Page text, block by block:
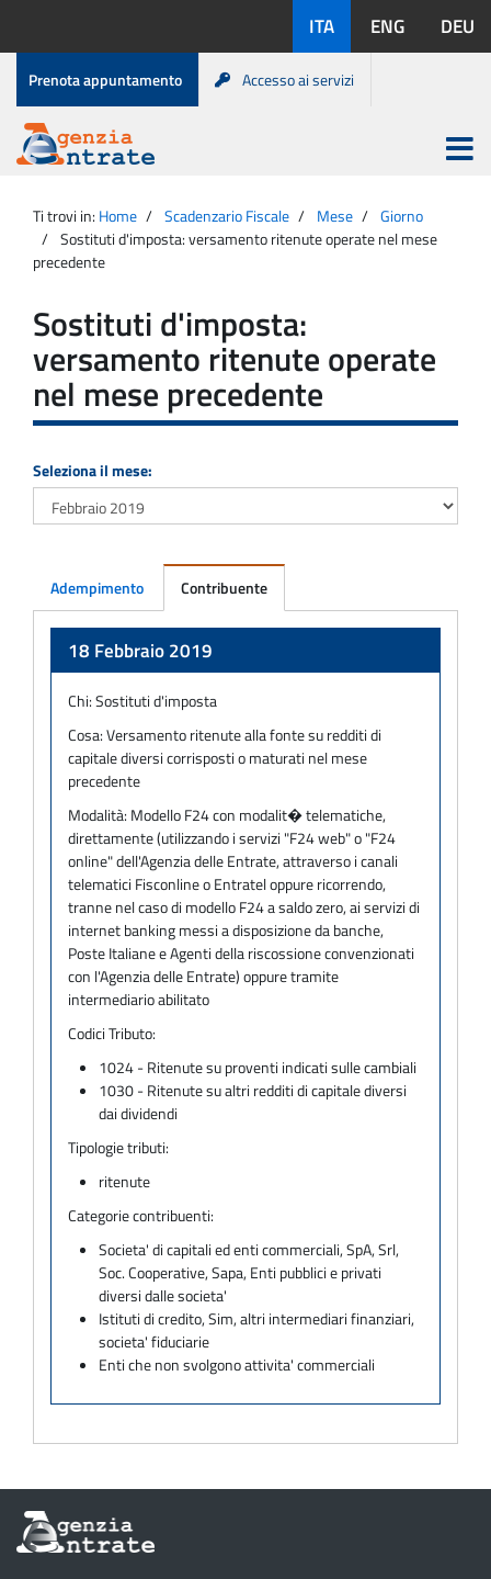
contenuto
disponibili:
ITA ENG DEU
Menu
di
servizio
Prenota appuntamento Accesso ai servizi
Agenzia
Entrate
Apri
menu
principale
Ti trovi in: Home Scadenzario Fiscale Mese
Giorno
Sostituti d'imposta: versamento ritenute operate nel mese
precedente
Sostituti d'imposta:
versamento ritenute operate
nel mese precedente
Seleziona il mese:
Adempimento Contribuente
18 Febbraio 2019
Chi:Sostituti d'imposta
Cosa:Versamento ritenute alla fonte su redditi di
capitale diversi corrisposti o maturati nel mese
precedente
Modalità: Modello F24 con modalit� telematiche,
direttamente (utilizzando i servizi "F24 web" o "F24
online" dell'Agenzia delle Entrate, attraverso i canali
telematici Fisconline o Entratel oppure ricorrendo,
tranne nel caso di modello F24 a saldo zero, ai servizi di
internet banking messi a disposizione da banche,
Poste Italiane e Agenti della riscossione convenzionati
con l'Agenzia delle Entrate) oppure tramite
intermediario abilitato
Codici Tributo:
1024 - Ritenute su proventi indicati sulle cambiali
1030 - Ritenute su altri redditi di capitale diversi
dai dividendi
Tipologie tributi:
ritenute
Categorie contribuenti:
Societa' di capitali ed enti commerciali, SpA, Srl,
Soc. Cooperative, Sapa, Enti pubblici e privati
diversi dalle societa'
Istituti di credito, Sim, altri intermediari finanziari,
societa' fiduciarie
Enti che non svolgono attivita' commerciali
Informazioni
sul